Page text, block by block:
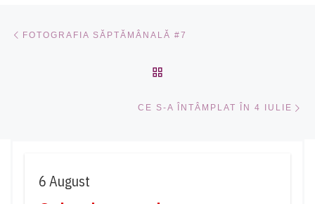
FOTOGRAFIA SĂPTĂMÂNALĂ #7
CE S-A ÎNTÂMPLAT ÎN 4 IULIE
6 August